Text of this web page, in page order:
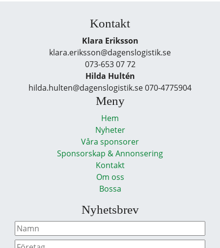
Kontakt
Klara Eriksson
klara.eriksson@dagenslogistik.se
073-653 07 72
Hilda Hultén
hilda.hulten@dagenslogistik.se 070-4775904
Meny
Hem
Nyheter
Våra sponsorer
Sponsorskap & Annonsering
Kontakt
Om oss
Bossa
Nyhetsbrev